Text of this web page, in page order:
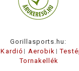
Gorillasports.hu:
Kardió Aerobik
Tornakellék